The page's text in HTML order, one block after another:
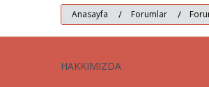
Anasayfa Forumlar
HAKKIMIZDA